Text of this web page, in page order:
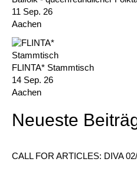
11 Sep. 26
Aachen
FLINTA* Stammtisch
14 Sep. 26
Aachen
Neueste
CALL FOR ARTICLES: DIVA